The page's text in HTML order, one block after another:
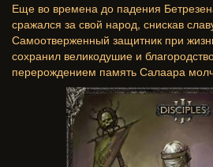
Еще во времена до падения
сражался за свой народ, снискав
Самоотверженный защитник при
сохранил великодушие и
перерождением память Салаара